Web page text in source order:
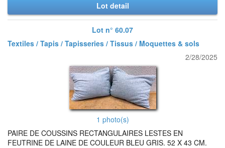
Lot detail
Lot n° 60.07
Textiles / Tapis / Tapisseries / Tissus / Moquettes & sols
2/28/2025
1 photo(s)
PAIRE DE COUSSINS RECTANGULAIRES LESTES EN
FEUTRINE DE LAINE DE COULEUR BLEU GRIS. 52 X 43 CM.